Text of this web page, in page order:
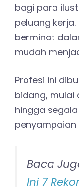
bagi para
peluang
berminat
mudah
Profesi ini
bidang, mulai
hingga
penyampaian
Baca
Ini 7